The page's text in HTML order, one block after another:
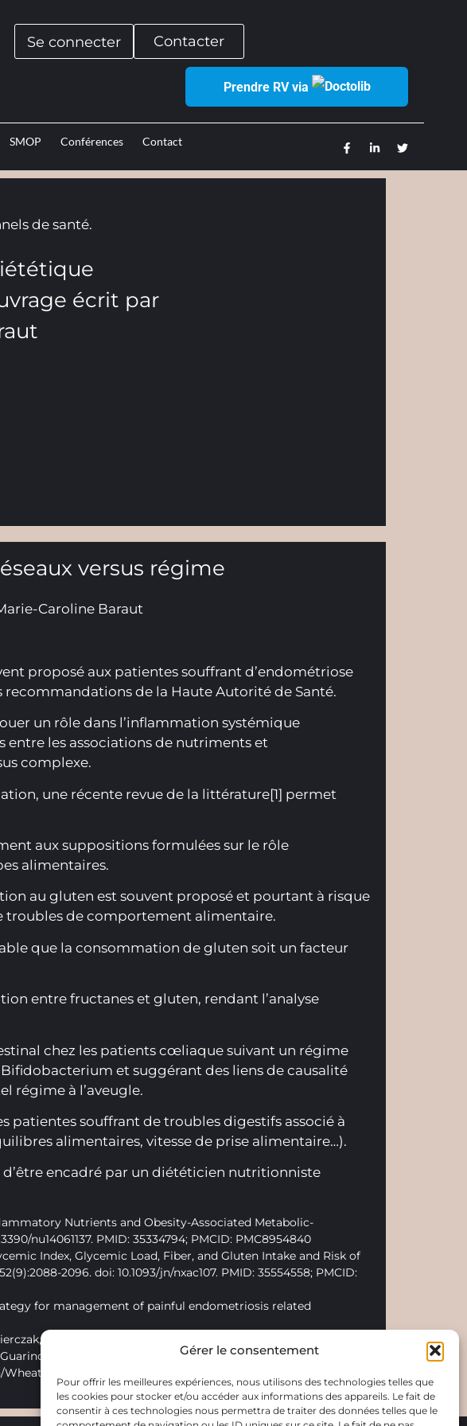
Gérer le consentement
Pour offrir les meilleures expériences, nous utilisons des technologies telles que
les cookies pour stocker et/ou accéder aux informations des appareils. Le fait de
consentir à ces technologies nous permettra de traiter des données telles que le
Se connecter Contacter
Prendre RV via
SMOP Conférences Contact
de santé.
versus régime
Caroline Baraut
proposé aux patientes souffrant d’endométriose
de la Haute Autorité de Santé.​
un rôle dans l’inflammation systémique
entre les associations de nutriments et
complexe.
une récente revue de la littérature[1] permet
aux suppositions formulées sur le rôle
alimentaires.​
au gluten est souvent proposé et pourtant à risque
troubles de comportement alimentaire.​
que la consommation de gluten soit un facteur
entre fructanes et gluten, rendant l’analyse
chez les patients cœliaque suivant un régime
et suggérant des liens de causalité
régime à l’aveugle.​
patientes souffrant de troubles digestifs associé à
alimentaires, vitesse de prise alimentaire…).
encadré par un diététicien nutritionniste
Nutrients and Obesity-Associated Metabolic-
nu14061137. PMID: 35334794; PMCID: PMC8954840
Index, Glycemic Load, Fiber, and Gluten Intake and Risk of
2096. doi: 10.1093/jn/nxac107. PMID: 35554558; PMCID:
for management of painful endometriosis related
I. Multidimensional Disadvantages of a Gluten-Free Diet in
M.; Zoli, G.; Volta, U.; de Giorgio, R. Effect of Gluten-Free
Sensitivity. Nutrients 2020, 12, 522.